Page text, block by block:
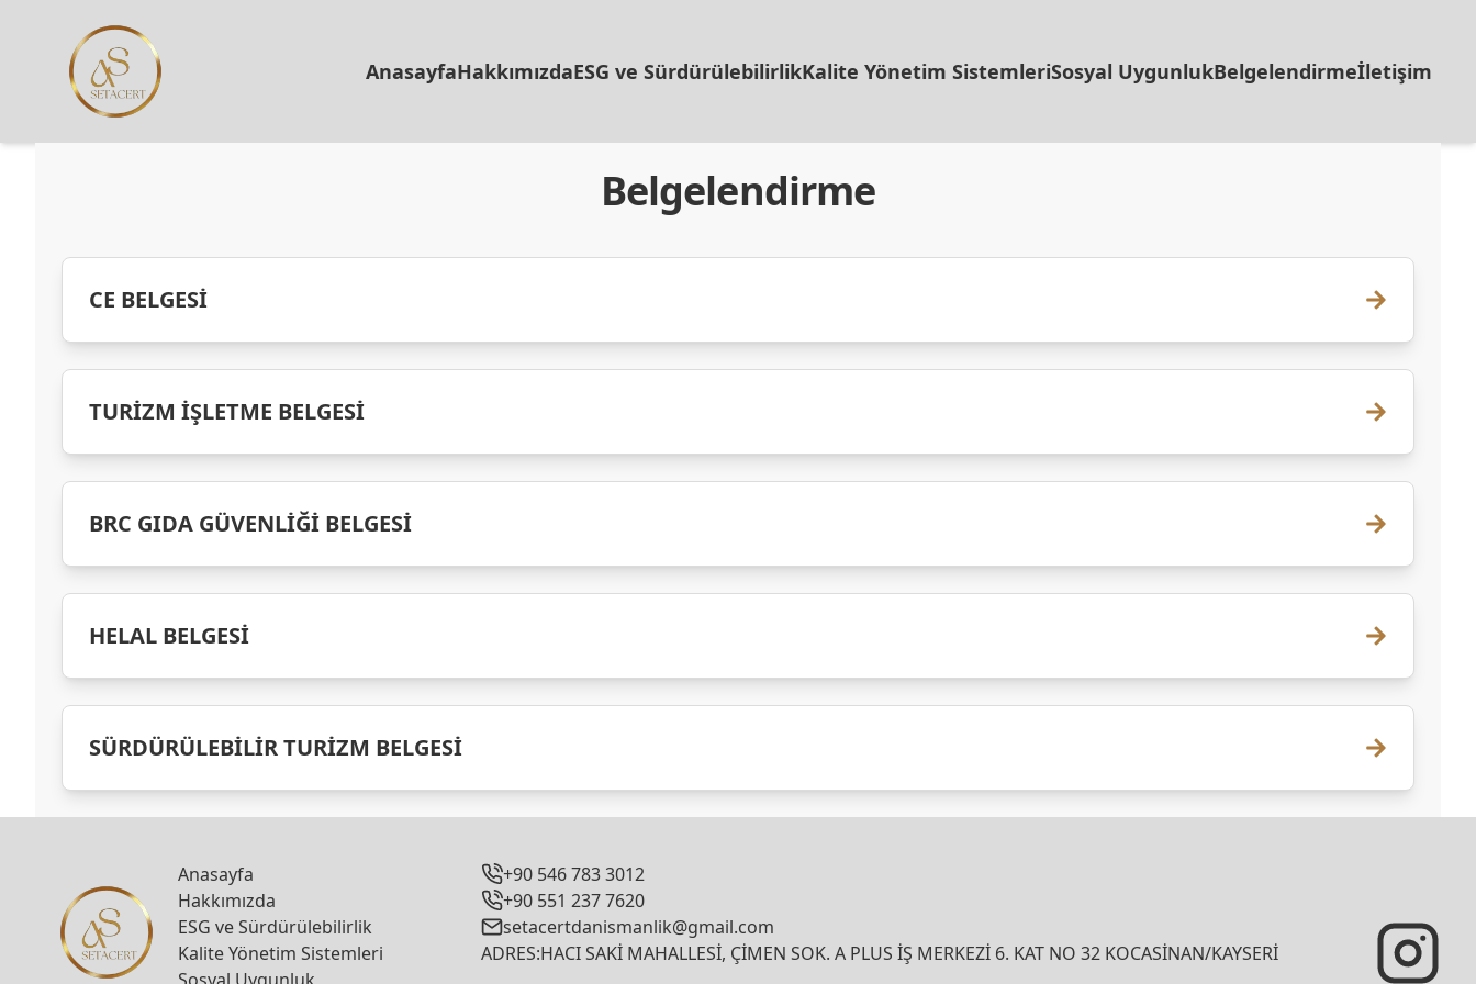
AnasayfaHakkımızdaESG ve SürdürülebilirlikKalite Yönetim SistemleriSosyal UygunlukBelgelendirmeİletişim
Belgelendirme
CE BELGESİ
TURİZM İŞLETME BELGESİ
BRC GIDA GÜVENLİĞİ BELGESİ
HELAL BELGESİ
SÜRDÜRÜLEBİLİR TURİZM BELGESİ
Anasayfa
Hakkımızda
ESG ve Sürdürülebilirlik
Kalite Yönetim Sistemleri
+90 546 783 3012
+90 551 237 7620
setacertdanismanlik@gmail.com
ADRES:HACI SAKİ MAHALLESİ, ÇİMEN SOK. A PLUS İŞ MERKEZİ 6. KAT NO 32 KOCASİNAN/KAYSERİ